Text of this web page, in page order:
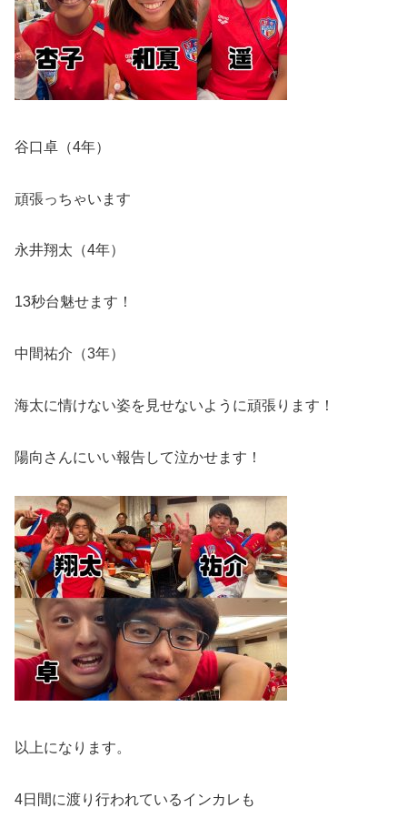
谷口卓（4年）
頑張っちゃいます
永井翔太（4年）
13秒台魅せます！
中間祐介（3年）
海太に情けない姿を見せないように頑張ります！
陽向さんにいい報告して泣かせます！
以上になります。
4日間に渡り行われているインカレも